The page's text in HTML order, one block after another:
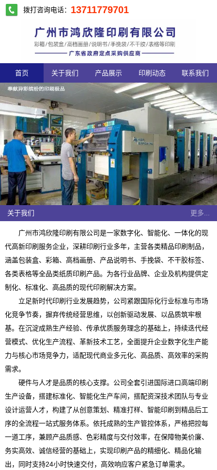
拨打咨询电话： 13711779701
首页 关于我们 产品展示 印刷动态 联系我们
关于我们 更多...
广州市鸿欣隆印刷有限公司是一家数字化、智能化、一体化的现
代高新印刷服务企业，深耕印刷行业多年，主营各类精品印刷制品，
涵盖包装盒、彩箱、高档画册、产品说明书、手挽袋、不干胶标签、
各类表格等全品类纸质印刷产品。为各行业品牌、企业及机构提供定
制化、标准化、高品质的现代印刷解决方案。
立足新时代印刷行业发展趋势，公司紧跟国际化行业标准与市场
化竞争节奏，摒弃传统经营思维，以创新驱动发展、以品质筑牢根
基。在沉淀成熟生产经验、传承优质服务理念的基础上，持续迭代经
营模式、优化生产流程、革新技术工艺，全面提升企业数字化生产能
力与核心市场竞争力，适配现代商业多元化、高品质、高效率的采购
需求。
硬件与人才是品质的核心支撑。公司全套引进国际进口高端印刷
生产设备，搭建标准化、智能化生产车间，搭配资深技术团队与专业
设计运营人才，构建了从创意策划、精准打样、智能印刷到精品后工
序的全流程一站式服务体系。依托成熟的生产管控体系，严格把控每
一道工序，兼顾产品质感、色彩精度与交付效率，在保障物美价廉、
务实高效、诚信经营的基础上，实现印刷产品的精细化、精品化输
出，同时支持24小时快速交付，高效响应客户紧急订单需求。